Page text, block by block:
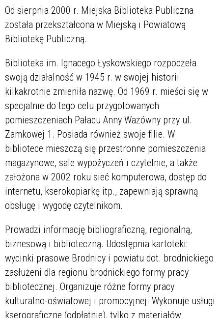
Od sierpnia 2000 r. Miejska Biblioteka Publiczna
została przekształcona w Miejską i Powiatową
Bibliotekę Publiczną.
Biblioteka im. Ignacego Łyskowskiego rozpoczeła
swoją działalność w 1945 r. w swojej historii
kilkakrotnie zmieniła nazwę. Od 1969 r. mieści się w
specjalnie do tego celu przygotowanych
pomieszczeniach Pałacu Anny Wazówny przy ul.
Zamkowej 1. Posiada również swoje filie. W
bibliotece mieszczą się przestronne pomieszczenia
magazynowe, sale wypożyczeń i czytelnie, a także
założona w 2002 roku sieć komputerowa, dostęp do
internetu, kserokopiarkę itp., zapewniają sprawną
obsługę i wygodę czytelnikom.
Prowadzi informację bibliograficzną, regionalną,
biznesową i biblioteczną. Udostępnia kartoteki:
wycinki prasowe Brodnicy i powiatu dot. brodnickiego
zasłużeni dla regionu brodnickiego formy pracy
bibliotecznej. Organizuje różne formy pracy
kulturalno-oświatowej i promocyjnej. Wykonuje usługi
kserograficzne (odpłatnie), tylko z materiałów